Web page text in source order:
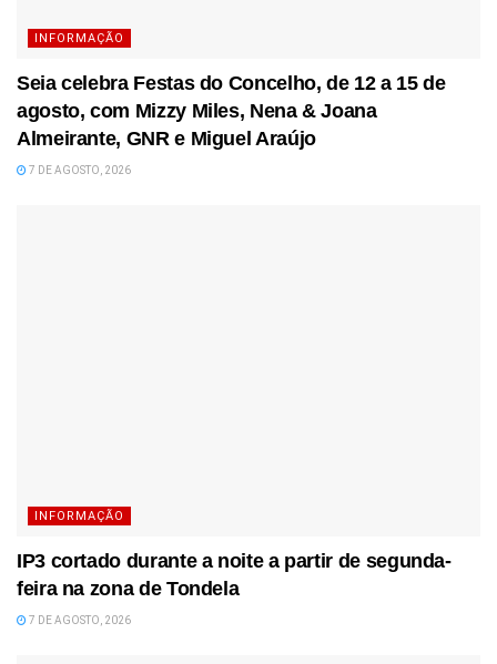
INFORMAÇÃO
Seia celebra Festas do Concelho, de 12 a 15 de
agosto, com Mizzy Miles, Nena & Joana
Almeirante, GNR e Miguel Araújo
7 DE AGOSTO, 2026
INFORMAÇÃO
IP3 cortado durante a noite a partir de segunda-
feira na zona de Tondela
7 DE AGOSTO, 2026